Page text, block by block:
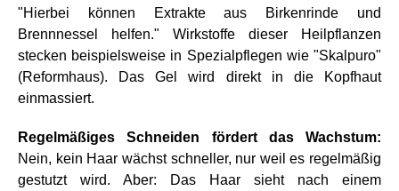
"Hierbei können Extrakte aus Birkenrinde und
Brennnessel helfen." Wirkstoffe dieser Heilpflanzen
stecken beispielsweise in Spezialpflegen wie "Skalpuro"
(Reformhaus). Das Gel wird direkt in die Kopfhaut
einmassiert.
Regelmäßiges Schneiden fördert das Wachstum:
Nein, kein Haar wächst schneller, nur weil es regelmäßig
gestutzt wird. Aber: Das Haar sieht nach einem